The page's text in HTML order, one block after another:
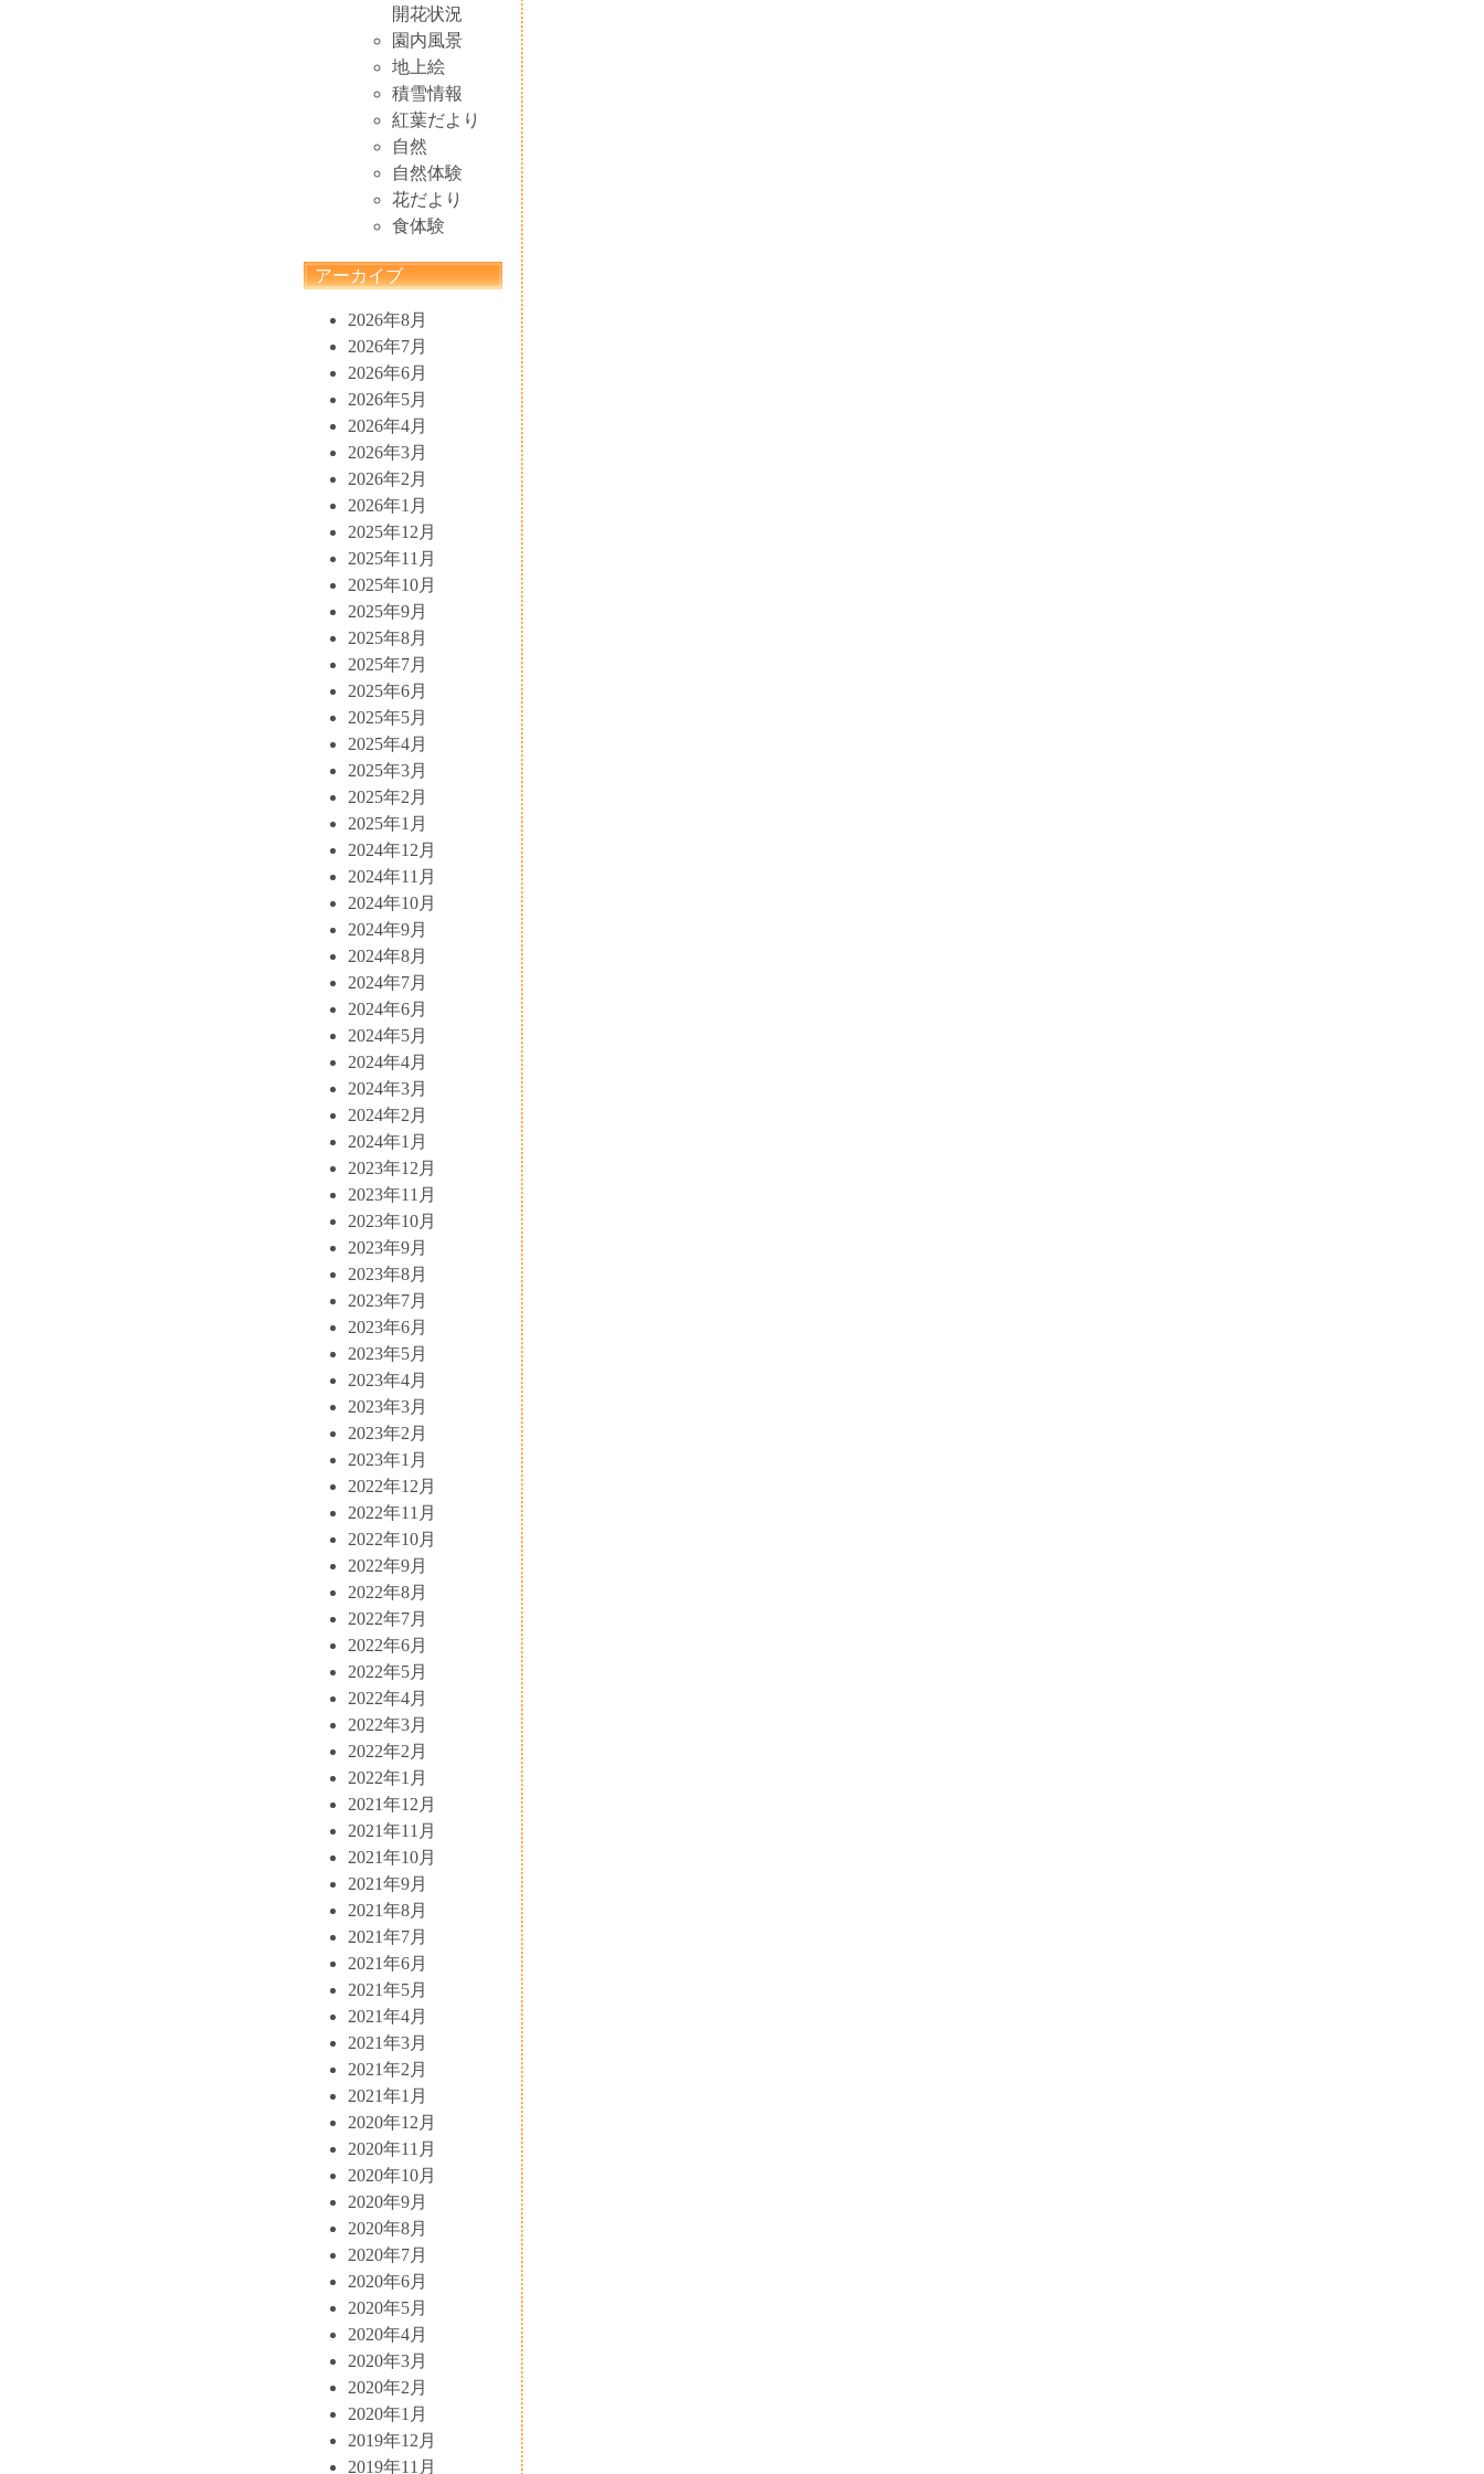
開花状況
園内風景
地上絵
積雪情報
紅葉だより
自然
自然体験
花だより
食体験
アーカイブ
2026年8月
2026年7月
2026年6月
2026年5月
2026年4月
2026年3月
2026年2月
2026年1月
2025年12月
2025年11月
2025年10月
2025年9月
2025年8月
2025年7月
2025年6月
2025年5月
2025年4月
2025年3月
2025年2月
2025年1月
2024年12月
2024年11月
2024年10月
2024年9月
2024年8月
2024年7月
2024年6月
2024年5月
2024年4月
2024年3月
2024年2月
2024年1月
2023年12月
2023年11月
2023年10月
2023年9月
2023年8月
2023年7月
2023年6月
2023年5月
2023年4月
2023年3月
2023年2月
2023年1月
2022年12月
2022年11月
2022年10月
2022年9月
2022年8月
2022年7月
2022年6月
2022年5月
2022年4月
2022年3月
2022年2月
2022年1月
2021年12月
2021年11月
2021年10月
2021年9月
2021年8月
2021年7月
2021年6月
2021年5月
2021年4月
2021年3月
2021年2月
2021年1月
2020年12月
2020年11月
2020年10月
2020年9月
2020年8月
2020年7月
2020年6月
2020年5月
2020年4月
2020年3月
2020年2月
2020年1月
2019年12月
2019年11月